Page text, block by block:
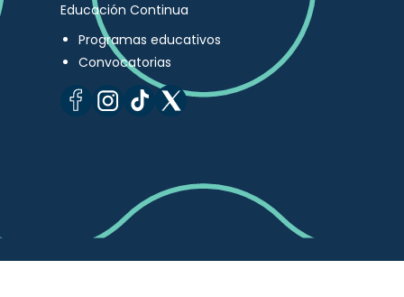
Educación Continua
Programas educativos
Convocatorias